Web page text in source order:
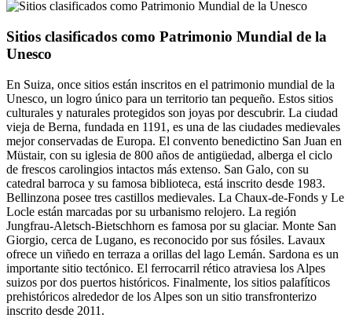
Sitios clasificados como Patrimonio Mundial de la
Unesco
En Suiza, once sitios están inscritos en el patrimonio mundial de la
Unesco, un logro único para un territorio tan pequeño. Estos sitios
culturales y naturales protegidos son joyas por descubrir. La ciudad
vieja de Berna, fundada en 1191, es una de las ciudades medievales
mejor conservadas de Europa. El convento benedictino San Juan en
Müstair, con su iglesia de 800 años de antigüedad, alberga el ciclo
de frescos carolingios intactos más extenso. San Galo, con su
catedral barroca y su famosa biblioteca, está inscrito desde 1983.
Bellinzona posee tres castillos medievales. La Chaux-de-Fonds y Le
Locle están marcadas por su urbanismo relojero. La región
Jungfrau-Aletsch-Bietschhorn es famosa por su glaciar. Monte San
Giorgio, cerca de Lugano, es reconocido por sus fósiles. Lavaux
ofrece un viñedo en terraza a orillas del lago Lemán. Sardona es un
importante sitio tectónico. El ferrocarril rético atraviesa los Alpes
suizos por dos puertos históricos. Finalmente, los sitios palafíticos
prehistóricos alrededor de los Alpes son un sitio transfronterizo
inscrito desde 2011.